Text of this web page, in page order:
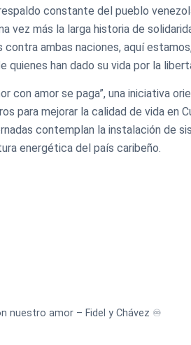
constante del pueblo
vez más la larga historia de
ambas naciones, aquí
han dado su vida por la
con amor se paga”, una iniciativa
para mejorar la calidad de vida en
contemplan la instalación de
energética del país caribeño.
nuestro amor – Fidel y Chávez ♾️